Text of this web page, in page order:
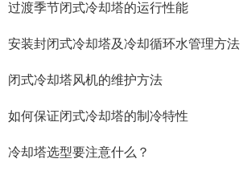
过渡季节闭式冷却塔的运行性能
安装封闭式冷却塔及冷却循环水管理方法
闭式冷却塔风机的维护方法
如何保证闭式冷却塔的制冷特性
冷却塔选型要注意什么？